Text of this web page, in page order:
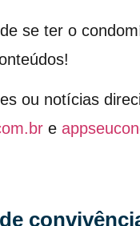
se ter o
ou notícias
e